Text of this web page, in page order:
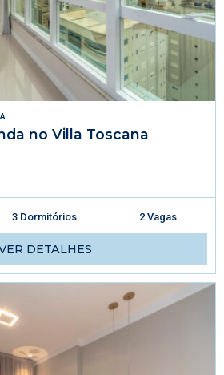
no Villa Toscana
3 Dormitórios 2 Vagas
DETALHES